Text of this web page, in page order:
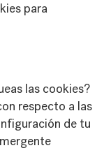
para
las cookies?
respecto a las
de tu